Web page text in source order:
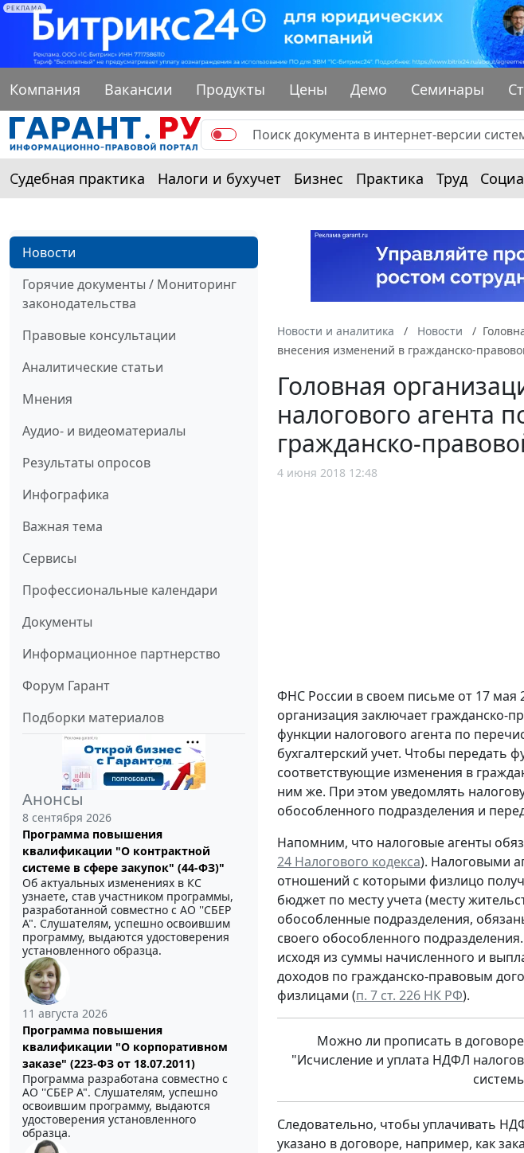
РЕКЛАМА
Компания Вакансии Продукты Цены Демо Семинары
Судебная практика Налоги и бухучет Бизнес Практика Труд
Новости
Горячие документы / Мониторинг
законодательства
Правовые консультации
Аналитические статьи
Мнения
Аудио- и видеоматериалы
Результаты опросов
Инфографика
Важная тема
Сервисы
Профессиональные календари
Документы
Информационное партнерство
Форум Гарант
Подборки материалов
Анонсы
8 сентября 2026
Программа повышения
квалификации "О контрактной
системе в сфере закупок" (44-ФЗ)"
Об актуальных изменениях в КС
узнаете, став участником программы,
разработанной совместно с АО ''СБЕР
А". Слушателям, успешно освоившим
программу, выдаются удостоверения
установленного образца.
11 августа 2026
Программа повышения
квалификации "О корпоративном
заказе" (223-ФЗ от 18.07.2011)
Программа разработана совместно с
АО ''СБЕР А". Слушателям, успешно
освоившим программу, выдаются
удостоверения установленного
образца.
Новости и аналитика Новости
внесения изменений в гражданско-
Головная
налогового агента
гражданско-
4 июня 2018 12:48
ФНС России в своем письме от 17 мая
организация заключает гражданско-
функции налогового агента по
бухгалтерский учет. Чтобы передать
соответствующие изменения в
ним же. При этом уведомлять
обособленного подразделения и
Напомним, что налоговые агенты
24 Налогового кодекса). Налоговыми
отношений с которыми физлицо
бюджет по месту учета (месту
обособленные подразделения,
своего обособленного
исходя из суммы начисленного и
доходов по гражданско-правовым
физлицами (п. 7 ст. 226 НК РФ).
Можно ли прописать в
"Исчисление и уплата НДФЛ
Следовательно, чтобы уплачивать
указано в договоре, например, как